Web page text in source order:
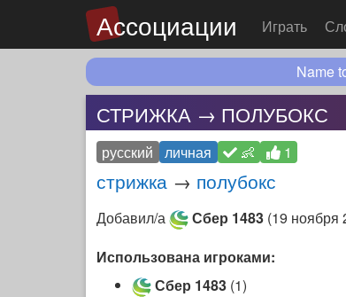
Ассоциации Играть
Name
СТРИЖКА → ПОЛУБОКС
русский личная 👶 1
стрижка → полубокс
Добавил/а Сбер 1483 (19 ноября
Использована игроками:
Сбер 1483 (1)